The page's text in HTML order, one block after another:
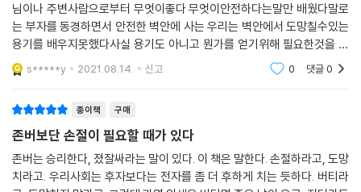
기도 했다.
인문교양서, 에세이, 자기계발서 등 온갖 분야를 넘나들며 전에 없던 글쓰
기를 하는 이 책이 당신에게 묻고 싶은 건 이것이다. 내가 좋아하는 나로 살
고 싶은가? 무작정 참고 버티는 대신 자유롭고 주체적인 삶을 바라는가?
삶을 꿈꾸는 당신이라면, 이 책에서 지도에 없던 새로운 길을 발견할 수 있
을 것이다.
님이나 주변사람으로부터 무엇이좋다 무엇이안전하다는말만 배웠다말로
는 부자를 동경하면서 안전한 벽안에 사는 우리는 벽안에서 도망칠수있는
용기를 배우지못했다사실 용기도 아니고 뭔가를 얻기위해 필요한것을 알
고 버려야하는것을 알라는것인데 나는언제 벽안에 갇혀서 갇힌줄도모른
고 살아왔던걸까
s*****y 2021.08.14. 신고 0 댓글0
종이책 구매
존버보단 손절이 필요할 때가 있다
존버는 승리한다, 졌잘싸라는 말이 있다. 이 책은 말한다. 손절하라고, 도망
치라고. 우리사회는 후자보다는 전자를 좀 더 후하게 치는 듯하다. 버티라